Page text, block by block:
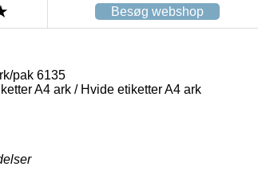
Besøg webshop
pak 6135
A4 ark / Hvide etiketter A4 ark